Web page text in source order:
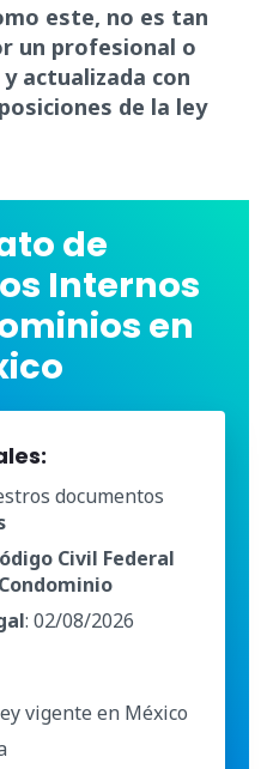
este, no es tan
un profesional o
actualizada con
de la ley
de
Internos
en
documentos
Civil Federal
: 02/08/2026
vigente en México